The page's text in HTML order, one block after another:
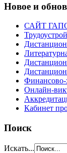
Новое и
САЙТ
Финансово-
Онлайн-
Кабинет
Поиск
Искать...